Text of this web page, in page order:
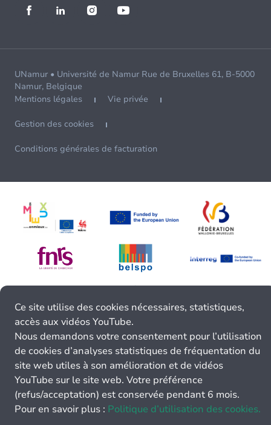
UNamur • Université de Namur Rue de Bruxelles 61, B-5000
Namur, Belgique
Mentions légales
Vie privée
Gestion des cookies
Conditions générales de facturation
Ce site utilise des cookies nécessaires, statistiques,
accès aux vidéos YouTube.
Nous demandons votre consentement pour l’utilisation
de cookies d’analyses statistiques de fréquentation du
site web utiles à son amélioration et de vidéos
YouTube sur le site web. Votre préférence
(refus/acceptation) est conservée pendant 6 mois.
Pour en savoir plus : Politique d’utilisation des cookies.